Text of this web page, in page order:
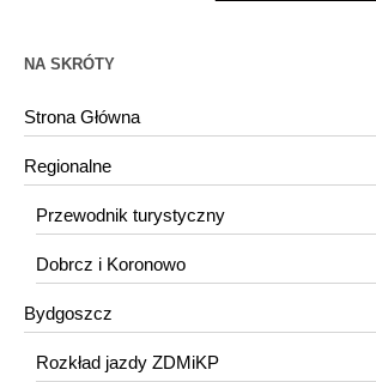
NA SKRÓTY
Strona Główna
Regionalne
Przewodnik turystyczny
Dobrcz i Koronowo
Bydgoszcz
Rozkład jazdy ZDMiKP